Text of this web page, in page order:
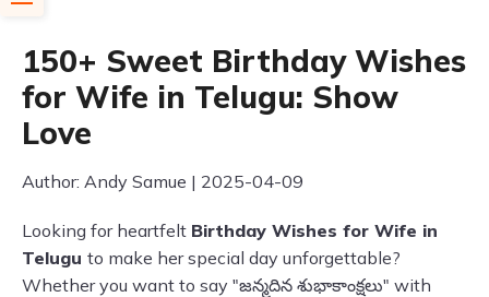
150+ Sweet Birthday Wishes
for Wife in Telugu: Show
Love
Author: Andy Samue | 2025-04-09
Looking for heartfelt Birthday Wishes for Wife in
Telugu to make her special day unforgettable?
Whether you want to say "జన్మదిన శుభాకాంక్షలు" with